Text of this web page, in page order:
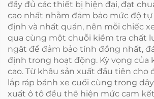
đầy đủ các thiết bị hiện đại, đạt
cao nhất nhằm đảm bảo mức độ
định và nhất quán, nên mỗi chiếc
qua cùng một chuỗi kiểm tra chất
ngặt để đảm bảo tính đồng nhất,
định trong hoạt động. Kỳ vọng của
cao. Từ khâu sản xuất đầu tiên cho
lắp ráp bánh xe cuối cùng trong
xuất ô tô đều thể hiện mức cam